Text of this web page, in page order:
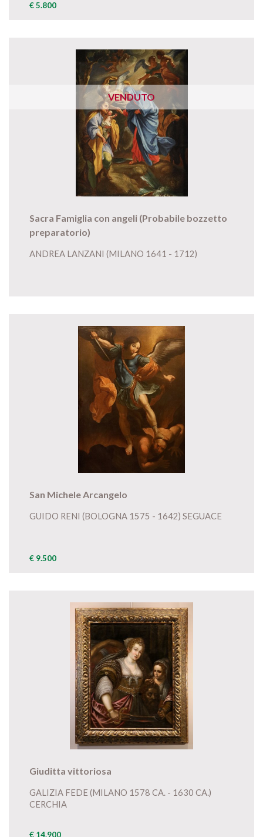
€ 5.800
VENDUTO
Sacra Famiglia con angeli (Probabile bozzetto
preparatorio)
ANDREA LANZANI (MILANO 1641 - 1712)
San Michele Arcangelo
GUIDO RENI (BOLOGNA 1575 - 1642) SEGUACE
€ 9.500
Giuditta vittoriosa
GALIZIA FEDE (MILANO 1578 CA. - 1630 CA.)
CERCHIA
€ 14.900